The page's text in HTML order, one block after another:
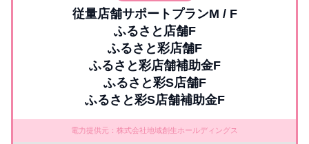
従量店舗サポートプランM / F
ふるさと店舗F
ふるさと彩店舗F
ふるさと彩店舗補助金F
ふるさと彩S店舗F
ふるさと彩S店舗補助金F
電力提供元：株式会社地域創生ホールディングス